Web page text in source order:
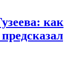
как